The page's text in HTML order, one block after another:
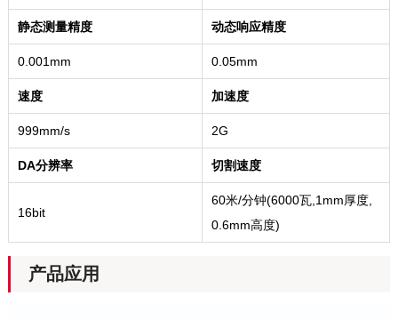
静态测量精度 动态响应精度
0.001mm 0.05mm
速度 加速度
999mm/s 2G
DA分辨率 切割速度
16bit
60米/分钟(6000瓦,1mm厚度,
0.6mm高度)
产品应用